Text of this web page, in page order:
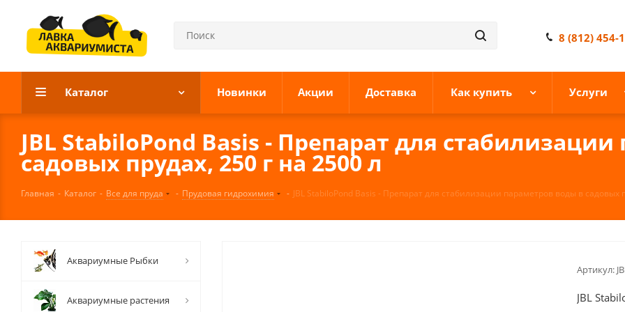
8 (812) 454-
Каталог Новинки Акции Доставка Как купить Услуги
JBL StabiloPond Basis - Препарат для
садовых прудах, 250 г на 2500 л
Главная - Каталог - Все для пруда - Прудовая гидрохимия - JBL StabiloPond Basis - Препарат для стабилизации параметров воды в садовых
Артикул:
JBL
Аквариумные Рыбки
Аквариумные растения